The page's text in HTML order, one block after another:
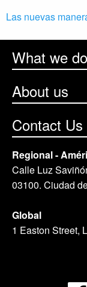
Las nuevas
What we do
About us
Contact Us
Regional -
Calle Luz
03100. Ciudad
Global
1 Easton Street,